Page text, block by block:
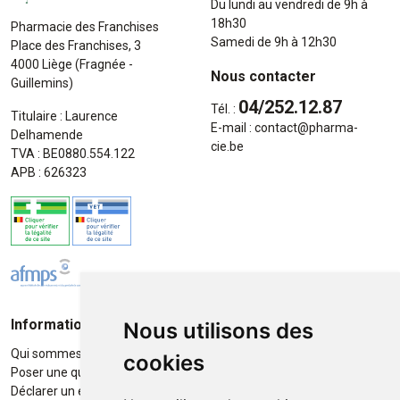
Nous utilisons des
cookies
Pharmacie des Franchises
Place des Franchises, 3
4000 Liège (Fragnée -
Guillemins)
Titulaire : Laurence
Delhamende
TVA : BE0880.554.122
APB : 626323
Du lundi au vendredi de 9h à
18h30
Samedi de 9h à 12h30
Nous contacter
Tél. : 04/252.12.87
E-mail : contact@pharma-
cie.be
Informations
Qui sommes-nous ?
Poser une question
Déclarer un effet indésirable
Moyens de paiement